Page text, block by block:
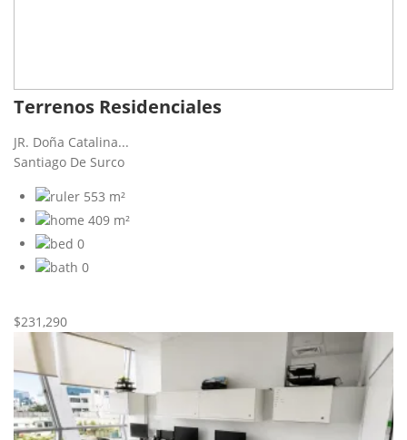
Terrenos Residenciales
JR. Doña Catalina...
Santiago De Surco
553 m²
409 m²
0
0
$231,290